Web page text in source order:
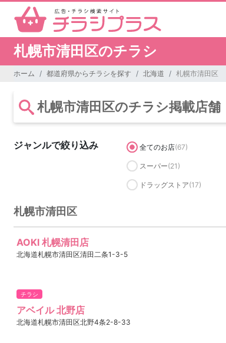
札幌市清田区のチラシ
ホーム 都道府県からチラシを探す 北海道 札幌市清田区
札幌市清田区のチラシ掲載店舗
ジャンルで絞り込み 全てのお店(67)
スーパー(21)
ドラッグストア(17)
札幌市清田区
AOKI 札幌清田店
北海道札幌市清田区清田二条1-3-5
チラシ
アベイル 北野店
北海道札幌市清田区北野4条2-8-33